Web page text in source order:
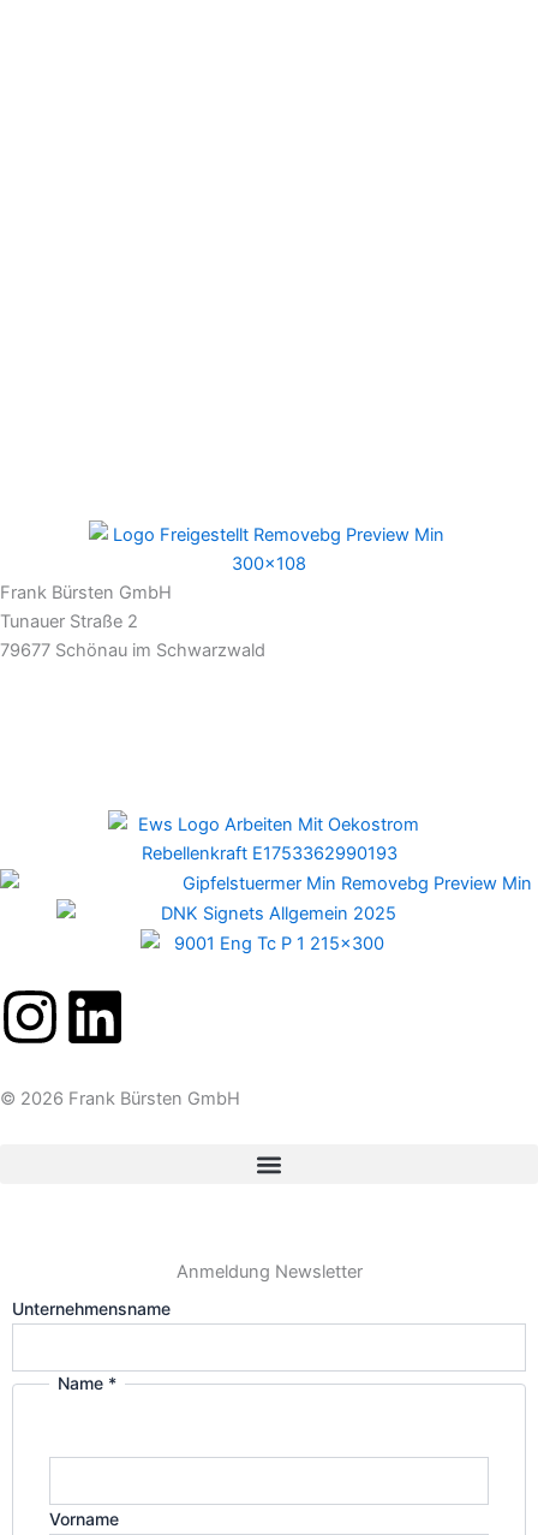
Frank Bürsten GmbH
Tunauer Straße 2
79677 Schönau im Schwarzwald
I
n
g
r
a
m
L
i
d
i
n
© 2026 Frank Bürsten GmbH
Anmeldung Newsletter
Unternehmensname
Name *
Vorname